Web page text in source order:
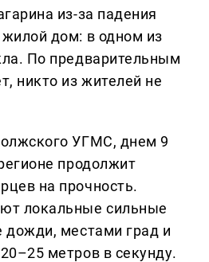
из-за падения
дом: в одном из
По предварительным
никто из жителей не
УГМС, днем 9
продолжит
на прочность.
локальные сильные
дожди, местами град и
метров в секунду.